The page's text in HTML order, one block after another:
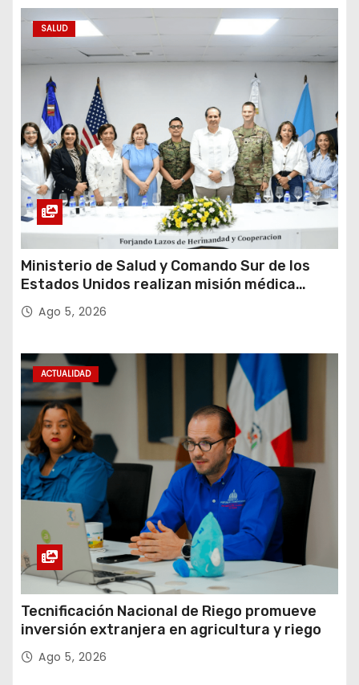
SALUD
Ministerio de Salud y Comando Sur de los
Estados Unidos realizan misión médica
Amistad 2026 en La Vega
Ago 5, 2026
ACTUALIDAD
Tecnificación Nacional de Riego promueve
inversión extranjera en agricultura y riego
Ago 5, 2026